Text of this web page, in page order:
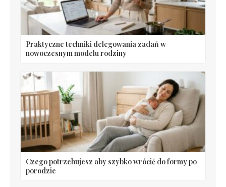
Praktyczne techniki delegowania zadań w
nowoczesnym modelu rodziny
Czego potrzebujesz aby szybko wrócić do formy po
porodzie